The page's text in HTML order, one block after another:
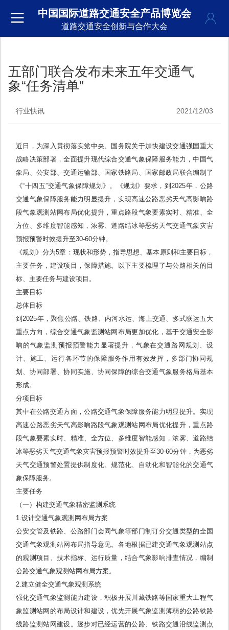
中国国际道路交通安全产品博览会
道路交通安全创新与合作大会
五部门联合发布未来五年交通气
象“任务清单”
行业快讯 2021/12/03
近日，为深入贯彻落实党中央、国务院关于加快建设交通强国重大
战略决策部署，全面提升现代综合交通气象保障服务能力，中国气
象局、公安部、交通运输部、国家铁路局、国家邮政局联合编制了
《“十四五”交通气象保障规划》。《规划》要求，到2025年，公路
交通气象保障服务能力明显提升，实现高速公路恶劣天气高影响路
段气象观测站网布局优化提升，重点路段气象要素实时、精准、全
方位、多维度智能感知，浓雾、道路结冰等恶劣天气交通气象灾害
预报预警时效提升至30-60分钟。
《规划》分为5章：现状和形势，指导思想、基本原则和主要目标，
主要任务，建设项目，保障措施。以下主要梳理了与公路相关的目
标、主要任务与建设项目。
主要目标
总体目标
到2025年，聚焦公路、铁路、内河水运、海上交通、多式联运五大
重点方向，综合交通气象监测站网布局更加优化，基于交通安全影
响的气象监测预报预警能力显著提升，气象在交通路网规划、设
计、施工、运行各环节的保障服务作用有效发挥，多部门协同规
划、协同部署、协同实施、协同保障的综合交通气象服务格局基本
形成。
分项目标
其中在公路交通方面，公路交通气象保障服务能力明显提升。实现
高速公路恶劣天气高影响路段气象观测站网布局优化提升，重点路
段气象要素实时、精准、全方位、多维度智能感知，浓雾、道路结
冰等恶劣天气交通气象灾害预报预警时效提升至30-60分钟，为恶劣
天气交通预警处置提供制度化、规范化、自动化和智能化的交通气
象保障服务。
主要任务
（一）构建交通气象精密监测系统
1.设计交通气象观测网布局方案
公安交管及铁路、公路部门会同气象等部门制订分交通类型的全国
交通气象观测站网布局指导意见。各地根据已建交通气象观测站点
的观测项目、技术指标、运行质量，结合气象影响排查情况，编制
公路交通气象观测站网布局方案。
2.建立健全交通气象观测系统
强化交通气象监测能力建设，积极开展川藏铁路等国家重大工程气
象监测站网的布局设计和建设，优先开展气象监测薄弱的公路铁路
线路监测站网建设。逐步对已经运营的公路、铁路交通沿线监测点